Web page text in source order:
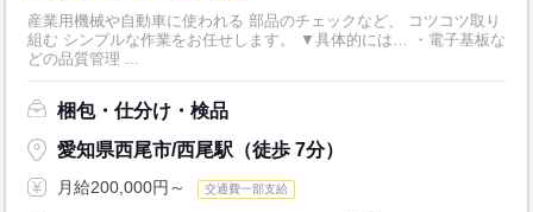
産業用機械や自動車に使われる 部品のチェックなど、 コツコツ取り
組む シンプルな作業をお任せします。 ▼具体的には… ・電子基板な
どの品質管理 ...
梱包・仕分け・検品
愛知県西尾市/西尾駅（徒歩 7分）
月給200,000円～ 交通費一部支給